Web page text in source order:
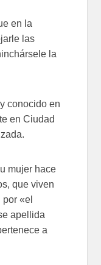
en la
las
la
conocido en
en Ciudad
mujer hace
que viven
«el
apellida
a